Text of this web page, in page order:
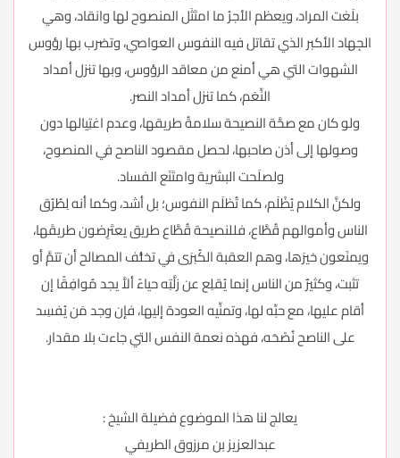
بلَغت المراد، ويعظم الأجرُ ما امتَثَل المنصوح لها وانقاد، وهي
الجِهاد الأكبر الذي تقاتل فيه النفوس العواصي، وتضرب بها رؤوس
الشهوات التي هي أمنع من معاقد الرؤوس، وبها تنزل أمداد
النِّعَم، كما تنزل أمداد النصر.
ولو كان مع صحَّة النصيحة سلامةُ طريقها، وعدم اغتِيالها دون
وصولها إلى أذن صاحبها، لحصل مقصود الناصح في المنصوح،
ولصلَحت البشرية وامتَنَع الفساد.
ولكنَّ الكلام يُظْلَم، كما تُظلَم النفوس؛ بل أشد، وكما أنه لِطُرُق
الناس وأموالهم قُطَّاع، فللنصيحة قُطَّاع طريق يعتَرِضون طريقَها،
ويمنَعون خيرَها، وهم العقبة الكُبرَى في تخلُّف المصالح أن تتمَّ أو
تثبت، وكثيرٌ من الناس إنما يُقلِع عن زلَّتِه حياءً ألاَّ يجد مُوافِقًا إن
أقام عليها، مع حبِّه لها، وتمنِّيه العودة إليها، فإن وجد مَن يُفسِد
على الناصح نُصْحَه، فهذه نعمة النفس التي جاءت بلا مقدار.
يعالج لنا هذا الموضوع فضيلة الشيخ :
عبدالعزيز بن مرزوق الطريفي